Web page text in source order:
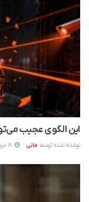
این الگوی عجیب
نوشته شده توسط مانی